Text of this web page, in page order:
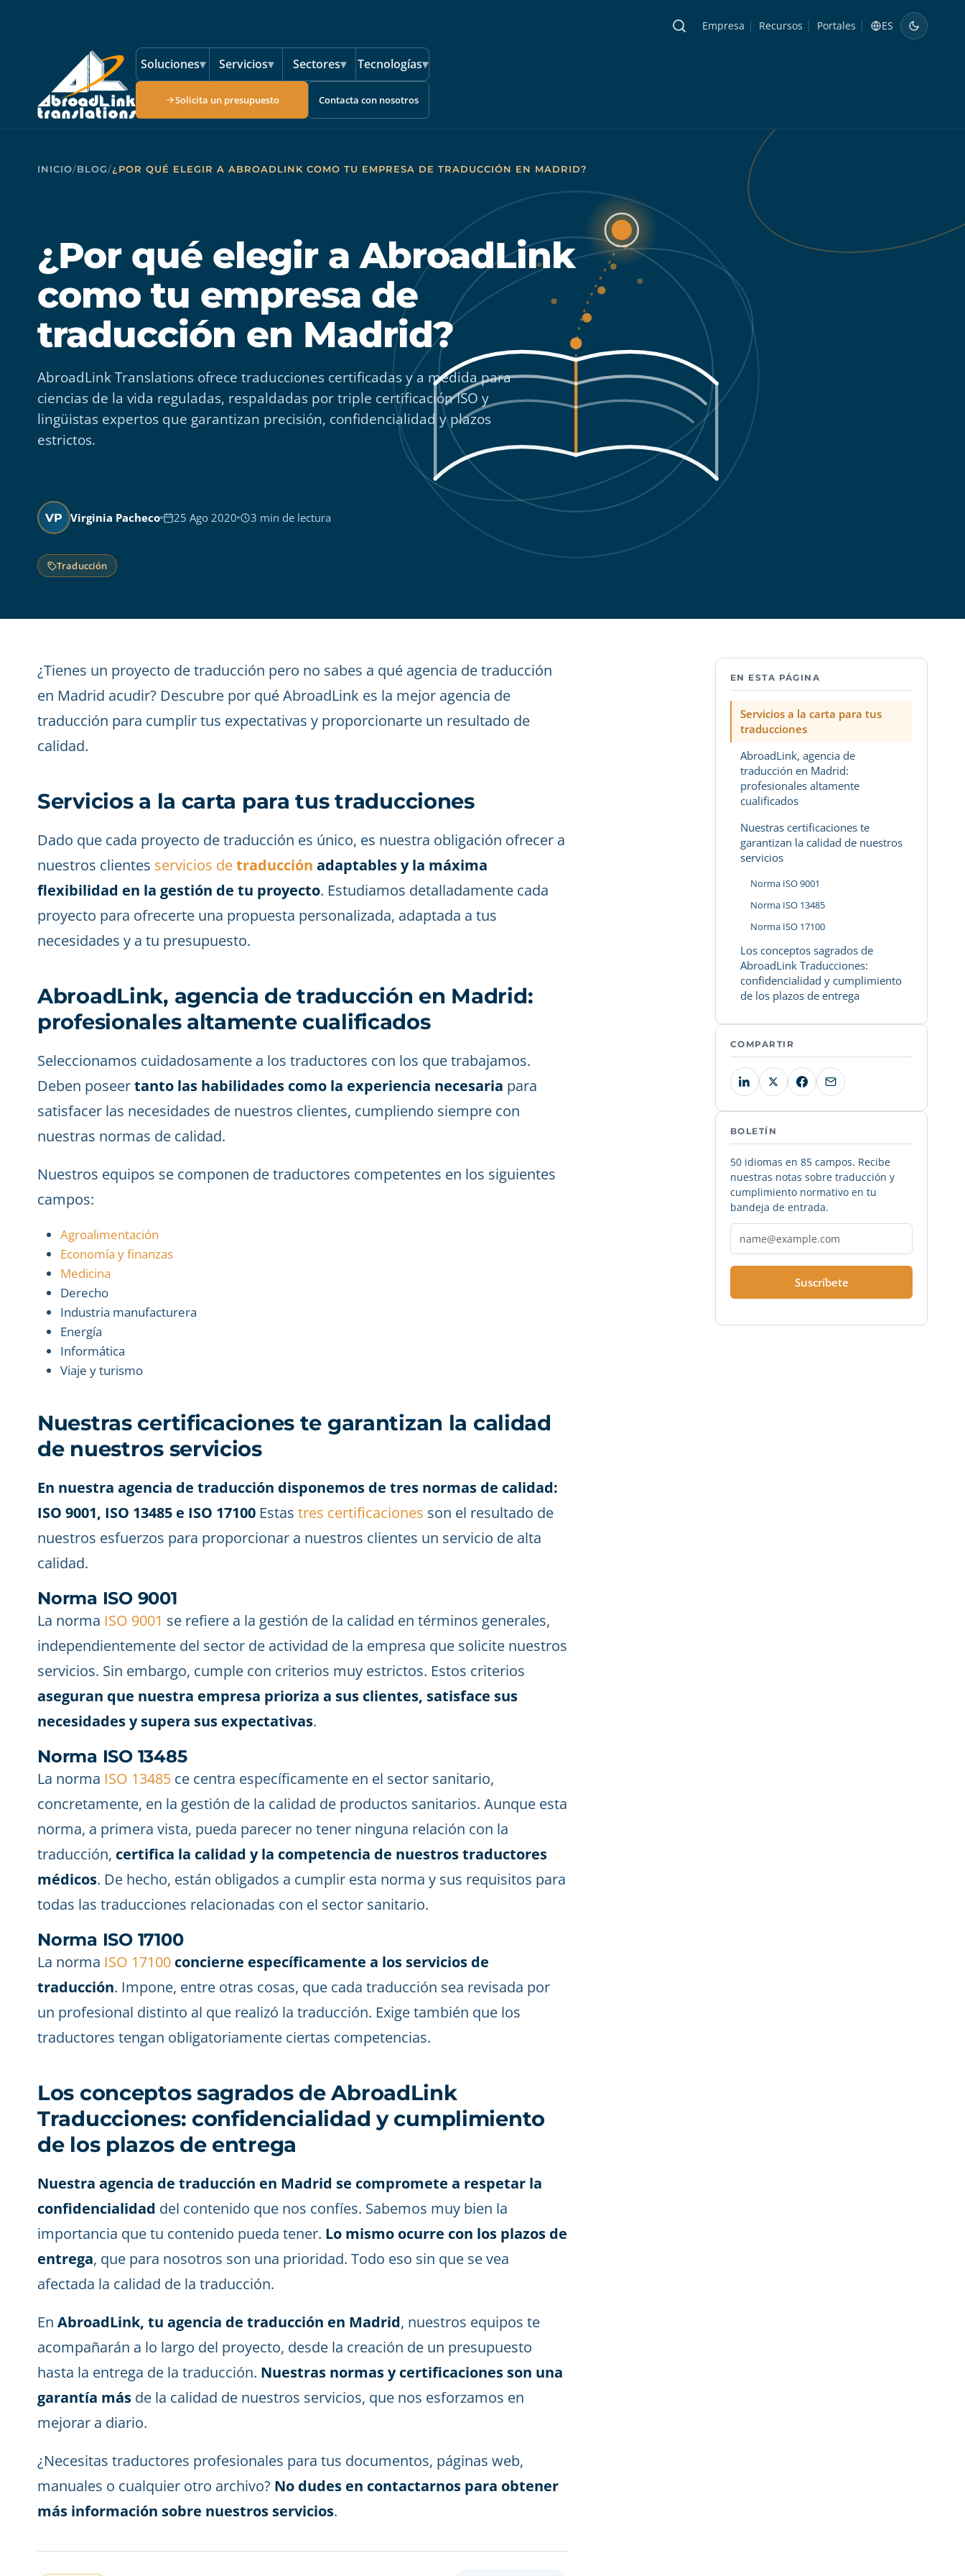
Empresa Recursos Portales ES
Soluciones▾ Servicios▾ Sectores▾ Tecnologías▾
Solicita un presupuesto Contacta con nosotros
INICIO/BLOG/¿POR QUÉ ELEGIR A ABROADLINK COMO TU EMPRESA DE TRADUCCIÓN EN MADRID?
¿Por qué elegir a AbroadLink
como tu empresa de
traducción en Madrid?
AbroadLink Translations ofrece traducciones certificadas y a medida para
ciencias de la vida reguladas, respaldadas por triple certificación ISO y
lingüistas expertos que garantizan precisión, confidencialidad y plazos
estrictos.
VP Virginia Pacheco 25 Ago 2020 3 min de lectura
Traducción
¿Tienes un proyecto de traducción pero no sabes a qué agencia de traducción
en Madrid acudir? Descubre por qué AbroadLink es la mejor agencia de
traducción para cumplir tus expectativas y proporcionarte un resultado de
calidad.
Servicios a la carta para tus traducciones
Dado que cada proyecto de traducción es único, es nuestra obligación ofrecer a
nuestros clientes servicios detraducción adaptables y la máxima
flexibilidad en la gestión de tu proyecto. Estudiamos detalladamente cada
proyecto para ofrecerte una propuesta personalizada, adaptada a tus
necesidades y a tu presupuesto.
AbroadLink, agencia de traducción en Madrid:
profesionales altamente cualificados
Seleccionamos cuidadosamente a los traductores con los que trabajamos.
Deben poseertanto las habilidades como la experiencia necesaria para
satisfacer las necesidades de nuestros clientes, cumpliendo siempre con
nuestras normas de calidad.
Nuestros equipos se componen de traductores competentes en los siguientes
campos:
Agroalimentación
Economía y finanzas
Medicina
Derecho
Industria manufacturera
Energía
Informática
Viaje y turismo
Nuestras certificaciones te garantizan la calidad
de nuestros servicios
En nuestra agencia de traducción disponemos de tres normas de calidad:
ISO 9001, ISO 13485 e ISO 17100 Estas tres certificaciones son el resultado de
nuestros esfuerzos para proporcionar a nuestros clientes un servicio de alta
calidad.
Norma ISO 9001
La norma ISO 9001 se refiere a la gestión de la calidad en términos generales,
independientemente del sector de actividad de la empresa que solicite nuestros
servicios. Sin embargo, cumple con criterios muy estrictos. Estos criterios
aseguran que nuestra empresa prioriza a sus clientes, satisface sus
necesidades y supera sus expectativas.
Norma ISO 13485
La norma ISO 13485 ce centra específicamente en el sector sanitario,
concretamente, en la gestión de la calidad de productos sanitarios. Aunque esta
norma, a primera vista, pueda parecer no tener ninguna relación con la
traducción, certifica la calidad y la competencia de nuestros traductores
médicos. De hecho, están obligados a cumplir esta norma y sus requisitos para
todas las traducciones relacionadas con el sector sanitario.
Norma ISO 17100
La norma ISO 17100 concierne específicamente a los servicios de
traducción. Impone, entre otras cosas, que cada traducción sea revisada por
un profesional distinto al que realizó la traducción. Exige también que los
traductores tengan obligatoriamente ciertas competencias.
Los conceptos sagrados de AbroadLink
Traducciones: confidencialidad y cumplimiento
de los plazos de entrega
Nuestra agencia de traducción en Madrid se compromete a respetar la
confidencialidad del contenido que nos confíes. Sabemos muy bien la
importancia que tu contenido pueda tener. Lo mismo ocurre con los plazos de
entrega, que para nosotros son una prioridad. Todo eso sin que se vea
afectada la calidad de la traducción.
En AbroadLink, tu agencia de traducción en Madrid, nuestros equipos te
acompañarán a lo largo del proyecto, desde la creación de un presupuesto
hasta la entrega de la traducción. Nuestras normas y certificaciones son una
garantía más de la calidad de nuestros servicios, que nos esforzamos en
mejorar a diario.
¿Necesitas traductores profesionales para tus documentos, páginas web,
manuales o cualquier otro archivo? No dudes en contactarnos para obtener
más información sobre nuestros servicios.
EN ESTA PÁGINA
Servicios a la carta para tus
traducciones
AbroadLink, agencia de
traducción en Madrid:
profesionales altamente
cualificados
Nuestras certificaciones te
garantizan la calidad de nuestros
servicios
Norma ISO 9001
Norma ISO 13485
Norma ISO 17100
Los conceptos sagrados de
AbroadLink Traducciones:
confidencialidad y cumplimiento
de los plazos de entrega
COMPARTIR
BOLETÍN
50 idiomas en 85 campos. Recibe
nuestras notas sobre traducción y
cumplimiento normativo en tu
bandeja de entrada.
Suscríbete